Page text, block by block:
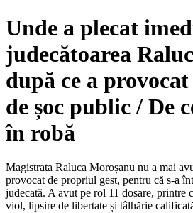
Unde a plecat
judecătoarea
după ce a
de șoc public / De
în robă
Magistrata Raluca Moroșanu nu a mai
provocat de propriul gest, pentru că s-a
judecată. A avut pe rol 11 dosare, printre
viol, lipsire de libertate și tâlhărie